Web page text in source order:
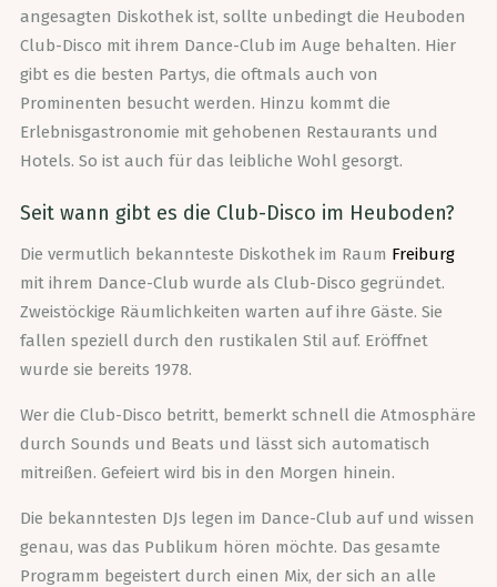
angesagten Diskothek ist, sollte unbedingt die Heuboden
Club-Disco mit ihrem Dance-Club im Auge behalten. Hier
gibt es die besten Partys, die oftmals auch von
Prominenten besucht werden. Hinzu kommt die
Erlebnisgastronomie mit gehobenen Restaurants und
Hotels. So ist auch für das leibliche Wohl gesorgt.
Seit wann gibt es die Club-Disco im Heuboden?
Die vermutlich bekannteste Diskothek im Raum Freiburg
mit ihrem Dance-Club wurde als Club-Disco gegründet.
Zweistöckige Räumlichkeiten warten auf ihre Gäste. Sie
fallen speziell durch den rustikalen Stil auf. Eröffnet
wurde sie bereits 1978.
Wer die Club-Disco betritt, bemerkt schnell die Atmosphäre
durch Sounds und Beats und lässt sich automatisch
mitreißen. Gefeiert wird bis in den Morgen hinein.
Die bekanntesten DJs legen im Dance-Club auf und wissen
genau, was das Publikum hören möchte. Das gesamte
Programm begeistert durch einen Mix, der sich an alle